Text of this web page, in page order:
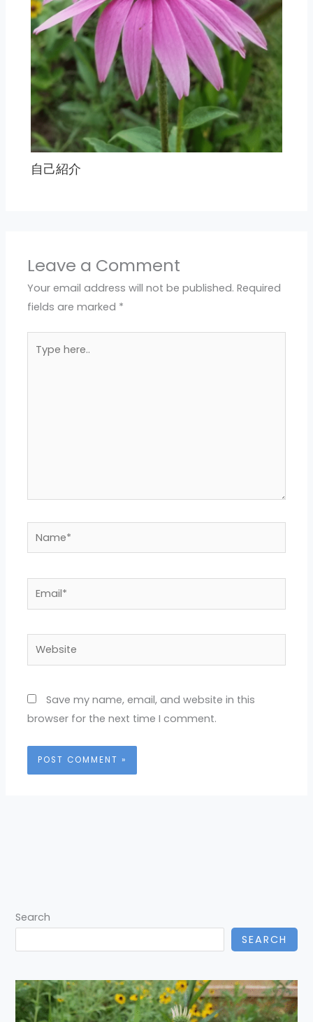
自己紹介
Leave a Comment
Your email address will not be published. Required
fields are marked *
here..
Email*
Website
Save my name, email, and website in this
browser for the next time I comment.
Search
SEARCH